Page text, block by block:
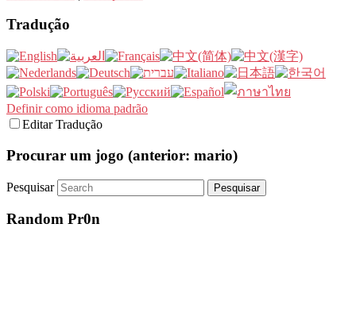
Tradução
Definir como idioma padrão
Editar Tradução
Procurar um jogo (anterior: mario)
Pesquisar
Random Pr0n